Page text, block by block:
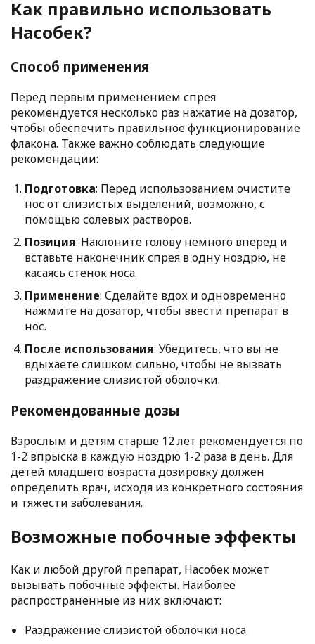
Как правильно использовать
Насобек?
Способ применения
Перед первым применением спрея
рекомендуется несколько раз нажатие на дозатор,
чтобы обеспечить правильное функционирование
флакона. Также важно соблюдать следующие
рекомендации:
Подготовка: Перед использованием очистите
нос от слизистых выделений, возможно, с
помощью солевых растворов.
Позиция: Наклоните голову немного вперед и
вставьте наконечник спрея в одну ноздрю, не
касаясь стенок носа.
Применение: Сделайте вдох и одновременно
нажмите на дозатор, чтобы ввести препарат в
нос.
После использования: Убедитесь, что вы не
вдыхаете слишком сильно, чтобы не вызвать
раздражение слизистой оболочки.
Рекомендованные дозы
Взрослым и детям старше 12 лет рекомендуется по
1-2 впрыска в каждую ноздрю 1-2 раза в день. Для
детей младшего возраста дозировку должен
определить врач, исходя из конкретного состояния
и тяжести заболевания.
Возможные побочные эффекты
Как и любой другой препарат, Насобек может
вызывать побочные эффекты. Наиболее
распространенные из них включают:
Раздражение слизистой оболочки носа.